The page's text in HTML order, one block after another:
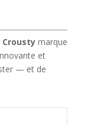
Croustymarque
et
— et de